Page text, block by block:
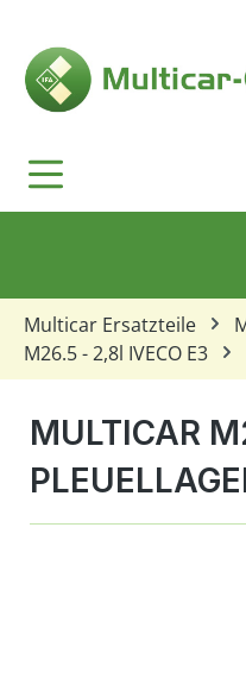
Multicar Ersatzteile
M26.5 - 2,8l IVECO E3
MULTICAR